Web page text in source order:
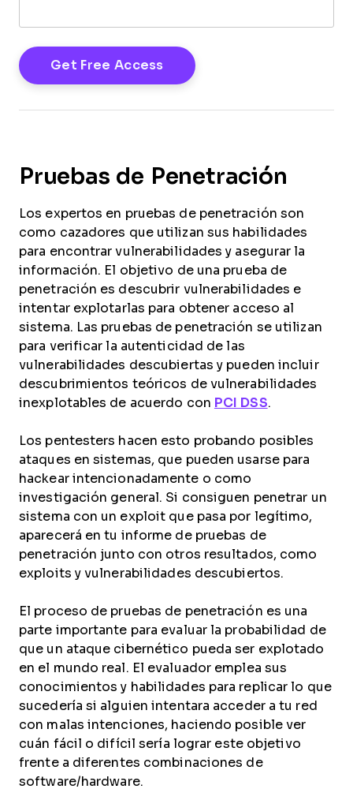
Pruebas de Penetración
Los expertos en pruebas de penetración son
como cazadores que utilizan sus habilidades
para encontrar vulnerabilidades y asegurar la
información. El objetivo de una prueba de
penetración es descubrir vulnerabilidades e
intentar explotarlas para obtener acceso al
sistema. Las pruebas de penetración se utilizan
para verificar la autenticidad de las
vulnerabilidades descubiertas y pueden incluir
descubrimientos teóricos de vulnerabilidades
inexplotables de acuerdo con PCI DSS.
Los pentesters hacen esto probando posibles
ataques en sistemas, que pueden usarse para
hackear intencionadamente o como
investigación general. Si consiguen penetrar un
sistema con un exploit que pasa por legítimo,
aparecerá en tu informe de pruebas de
penetración junto con otros resultados, como
exploits y vulnerabilidades descubiertos.
El proceso de pruebas de penetración es una
parte importante para evaluar la probabilidad de
que un ataque cibernético pueda ser explotado
en el mundo real. El evaluador emplea sus
conocimientos y habilidades para replicar lo que
sucedería si alguien intentara acceder a tu red
con malas intenciones, haciendo posible ver
cuán fácil o difícil sería lograr este objetivo
frente a diferentes combinaciones de
software/hardware.